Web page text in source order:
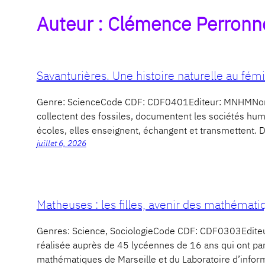
Auteur : Clémence
Savanturières. Une histoire naturelle au
Genre: ScienceCode CDF: CDF0401Editeur:
collectent des fossiles, documentent les sociétés
écoles, elles enseignent, échangent et transmettent.
juillet 6, 2026
Matheuses : les filles, avenir des
Genres: Science, SociologieCode CDF:
réalisée auprès de 45 lycéennes de 16 ans qui ont
mathématiques de Marseille et du Laboratoire